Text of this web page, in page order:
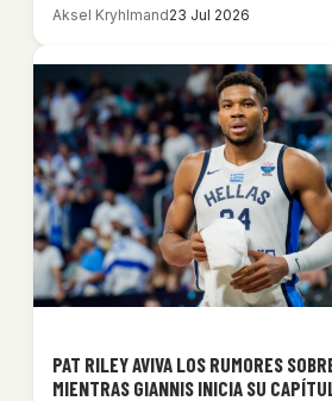
Aksel Kryhlmand23 Jul 2026
PAT RILEY AVIVA LOS RUMORES
MIENTRAS GIANNIS INICIA SU